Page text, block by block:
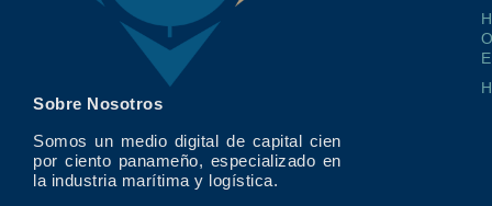
Sobre Nosotros
Somos un medio digital de capital cien
por ciento panameño, especializado en
la industria marítima y logística.